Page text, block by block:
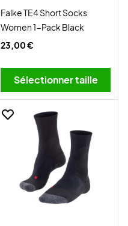
Falke TE4 Short Socks
Women 1-Pack Black
23,00 €
Sélectionner taille